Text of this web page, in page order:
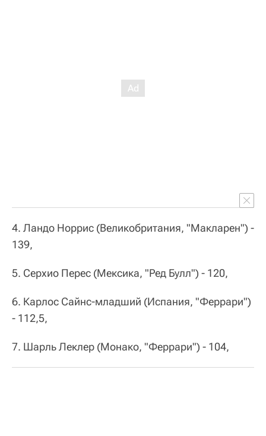
4. Ландо Норрис (Великобритания, "Макларен") -
139,
5. Серхио Перес (Мексика, "Ред Булл") - 120,
6. Карлос Сайнс-младший (Испания, "Феррари")
- 112,5,
7. Шарль Леклер (Монако, "Феррари") - 104,